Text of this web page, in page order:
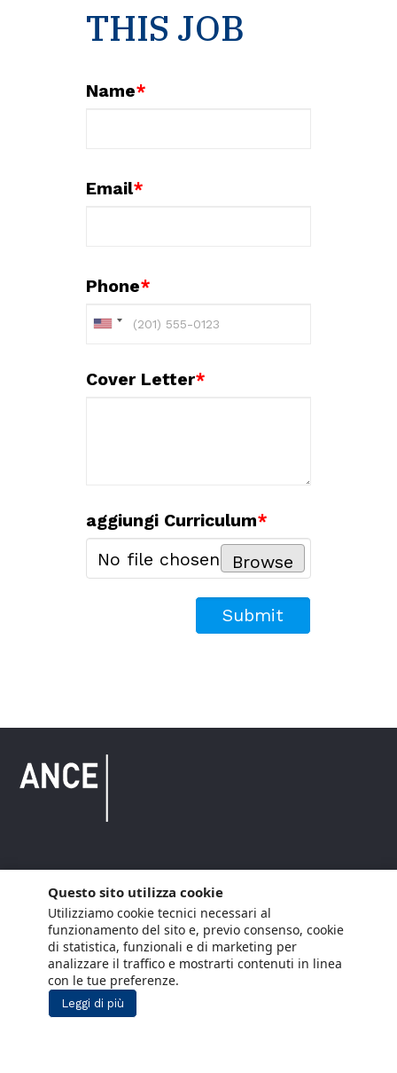
THIS JOB
Name*
Email*
Phone*
Cover Letter*
aggiungi Curriculum*
No file chosen
Browse
Submit
Copyright © 2021 ANCE. Tutti i diritti riservati.
Privacy
Arianna Net
Società di
servizi
Cookie Policy
Arianna CE
Gestisci cookie
Social Media Policy
Questo sito utilizza cookie
Utilizziamo cookie tecnici necessari al
funzionamento del sito e, previo consenso, cookie
di statistica, funzionali e di marketing per
analizzare il traffico e mostrarti contenuti in linea
con le tue preferenze.
Leggi di più